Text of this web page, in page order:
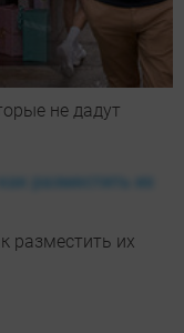
не дадут
разместить их